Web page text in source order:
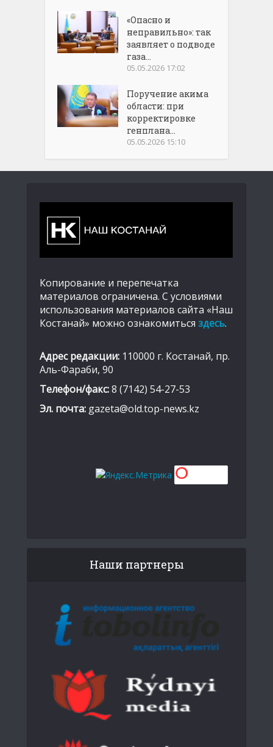
«Опасно и
неправильно»: так
заявляет о подводе
газа...
05.05.2026 17:02
Поручение акима
области: при
корректировке
генплана...
05.05.2026 15:10
Копирование и перепечатка
материалов ограничена. С условиями
использования материалов сайта «Наш
Костанай» можно ознакомиться здесь.
Адрес редакции: 110000 г. Костанай, пр.
Аль-Фараби, 90
Телефон/факс:8 (7142) 54-27-53
Эл. почта: gazeta@old.top-news.kz
Наши партнеры